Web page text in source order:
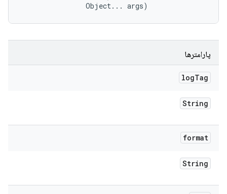
                Object... args)
پارامترها
logTag
String
format
String